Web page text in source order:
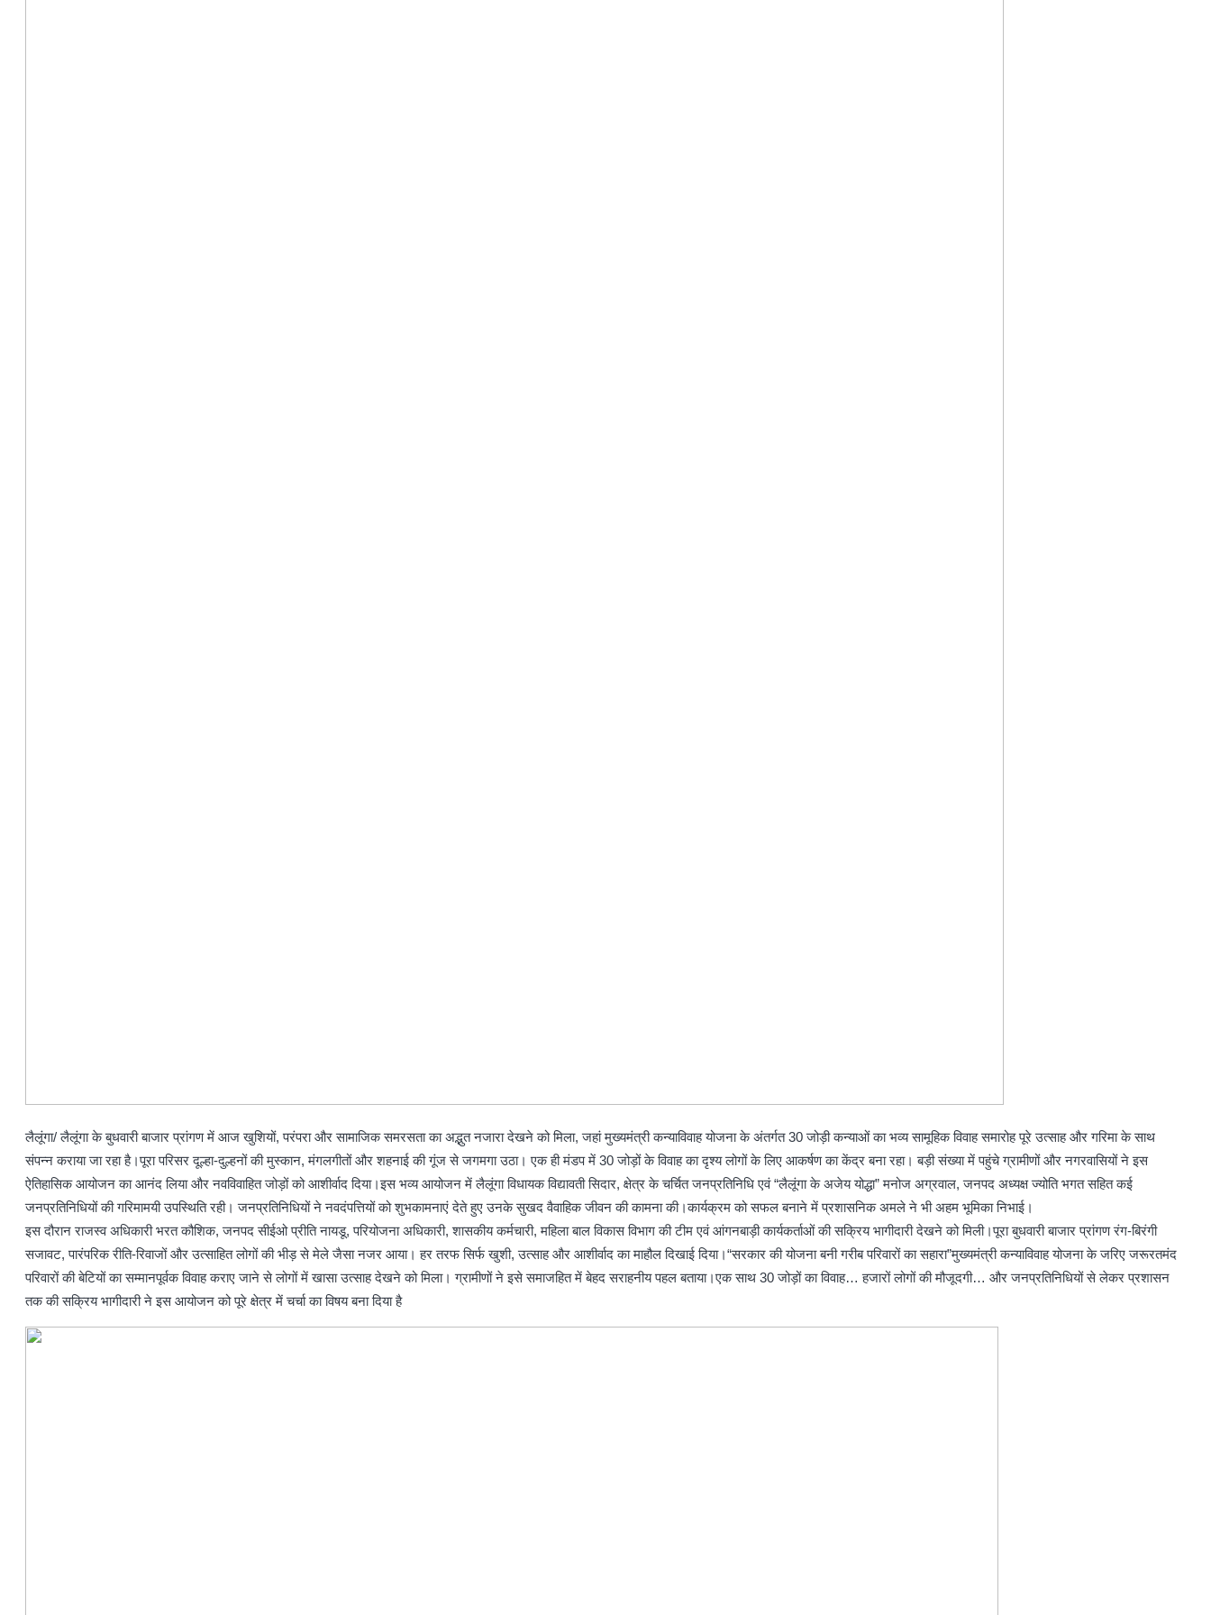
लैलूंगा/ लैलूंगा के बुधवारी बाजार प्रांगण में आज खुशियों, परंपरा और सामाजिक समरसता का अद्भुत नजारा देखने को मिला, जहां मुख्यमंत्री कन्याविवाह योजना के अंतर्गत 30 जोड़ी कन्याओं का भव्य सामूहिक विवाह समारोह पूरे उत्साह और गरिमा के साथ
संपन्न कराया जा रहा है।पूरा परिसर दूल्हा-दुल्हनों की मुस्कान, मंगलगीतों और शहनाई की गूंज से जगमगा उठा। एक ही मंडप में 30 जोड़ों के विवाह का दृश्य लोगों के लिए आकर्षण का केंद्र बना रहा। बड़ी संख्या में पहुंचे ग्रामीणों और नगरवासियों ने इस
ऐतिहासिक आयोजन का आनंद लिया और नवविवाहित जोड़ों को आशीर्वाद दिया।इस भव्य आयोजन में लैलूंगा विधायक विद्यावती सिदार, क्षेत्र के चर्चित जनप्रतिनिधि एवं “लैलूंगा के अजेय योद्धा” मनोज अग्रवाल, जनपद अध्यक्ष ज्योति भगत सहित कई
जनप्रतिनिधियों की गरिमामयी उपस्थिति रही। जनप्रतिनिधियों ने नवदंपत्तियों को शुभकामनाएं देते हुए उनके सुखद वैवाहिक जीवन की कामना की।कार्यक्रम को सफल बनाने में प्रशासनिक अमले ने भी अहम भूमिका निभाई।
इस दौरान राजस्व अधिकारी भरत कौशिक, जनपद सीईओ प्रीति नायडू, परियोजना अधिकारी, शासकीय कर्मचारी, महिला बाल विकास विभाग की टीम एवं आंगनबाड़ी कार्यकर्ताओं की सक्रिय भागीदारी देखने को मिली।पूरा बुधवारी बाजार प्रांगण रंग-बिरंगी
सजावट, पारंपरिक रीति-रिवाजों और उत्साहित लोगों की भीड़ से मेले जैसा नजर आया। हर तरफ सिर्फ खुशी, उत्साह और आशीर्वाद का माहौल दिखाई दिया।“सरकार की योजना बनी गरीब परिवारों का सहारा”मुख्यमंत्री कन्याविवाह योजना के जरिए जरूरतमंद
परिवारों की बेटियों का सम्मानपूर्वक विवाह कराए जाने से लोगों में खासा उत्साह देखने को मिला। ग्रामीणों ने इसे समाजहित में बेहद सराहनीय पहल बताया।एक साथ 30 जोड़ों का विवाह… हजारों लोगों की मौजूदगी… और जनप्रतिनिधियों से लेकर प्रशासन
तक की सक्रिय भागीदारी ने इस आयोजन को पूरे क्षेत्र में चर्चा का विषय बना दिया है